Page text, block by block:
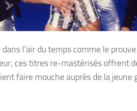
l’air du temps comme le
ces titres re-mastérisés offrent
faire mouche auprès de la jeune